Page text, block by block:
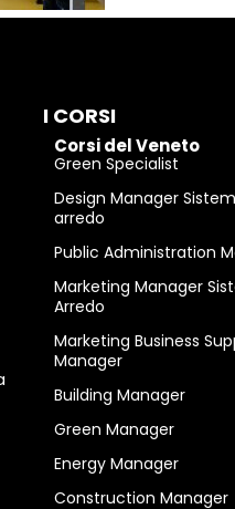
I CORSI
Corsi del Veneto
Green Specialist
Design Manager
arredo
Public Administration
Marketing Manager
Arredo
Marketing Business
Manager
Building Manager
Green Manager
Energy Manager
Construction Manager